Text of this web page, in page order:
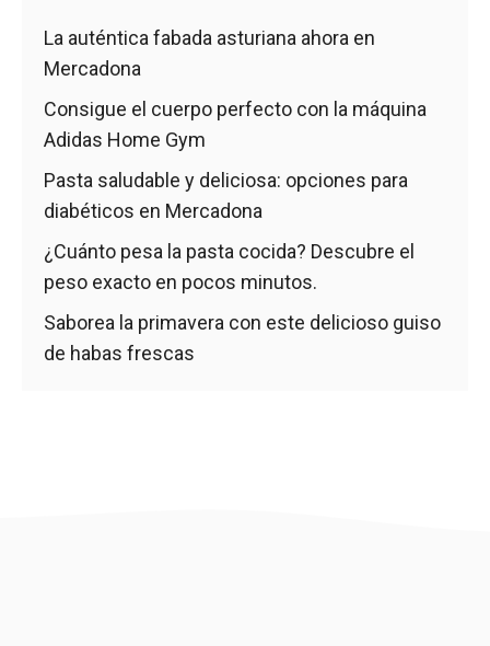
La auténtica fabada asturiana ahora en
Mercadona
Consigue el cuerpo perfecto con la máquina
Adidas Home Gym
Pasta saludable y deliciosa: opciones para
diabéticos en Mercadona
¿Cuánto pesa la pasta cocida? Descubre el
peso exacto en pocos minutos.
Saborea la primavera con este delicioso guiso
de habas frescas